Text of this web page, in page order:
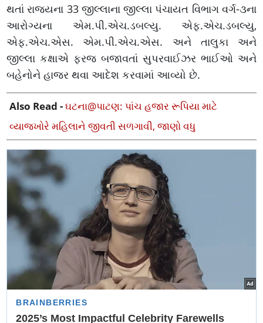
થતાં રાજ્યના 33 જીલ્લાના જીલ્લા પંચાયત વિભાગ વર્ગ-૩ના
આરોગ્યના એમ.પી.એચ.ડબલ્યુ. એફ.એચ.ડબલ્યુ,
એફ.એચ.એસ. એમ.પી.એચ.એસ. અને તાલુકા અને
જીલ્લા કક્ષાએ ફરજ બજાવતાં સુપરવાઈઝર ભાઈઓ અને
બહેનોને હાજર થવા આદેશ કરવામાં આવ્યો છે.
Also Read -ઘટના@પાટણ: પાંચ હજાર રૂપિયા માટે
વ્યાજખોરે મહિલાને જીવતી સળગાવી, જાણો વધુ